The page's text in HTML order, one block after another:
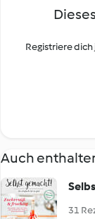
Registriere
Auch
31